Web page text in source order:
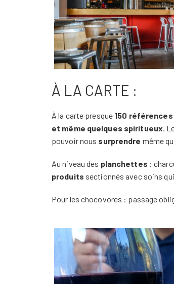
À LA CARTE :
À la carte presque 150 références
et même quelques spiritueux.
pouvoir nous surprendre même
Au niveau des planchettes :
produits sectionnés avec soins
Pour les chocovores : passage